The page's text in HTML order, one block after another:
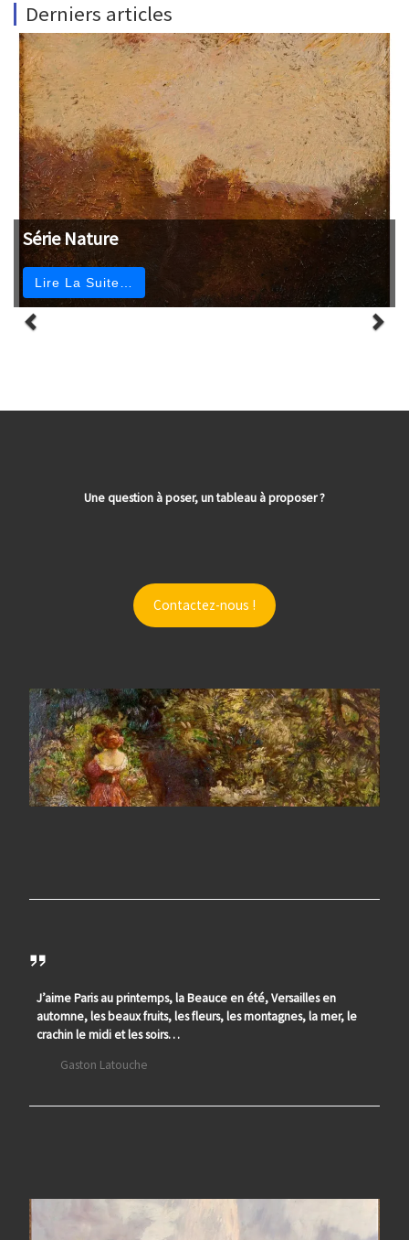
Derniers articles
Série Nature
Lire La Suite…
Une question à poser, un tableau à proposer ?
Contactez-nous !
J’aime Paris au printemps, la Beauce en été, Versailles en
automne, les beaux fruits, les fleurs, les montagnes, la mer, le
crachin le midi et les soirs…
Gaston Latouche